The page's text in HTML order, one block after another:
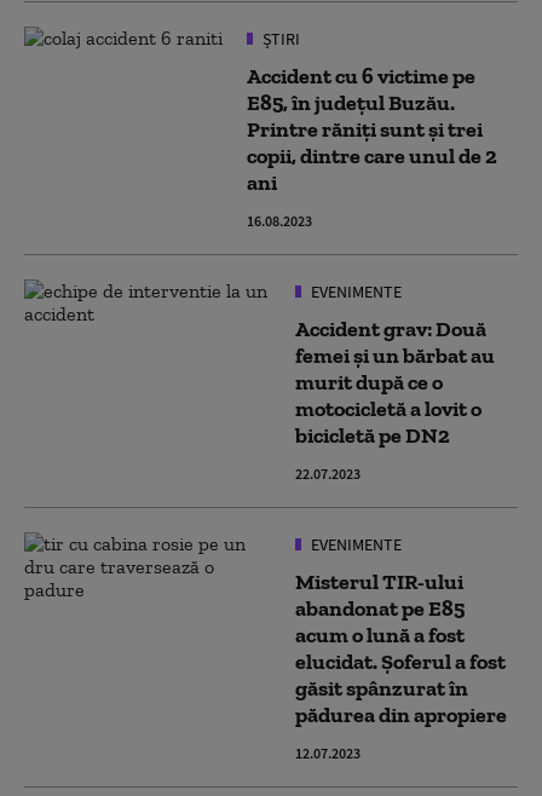
ȘTIRI
Accident cu 6 victime pe
E85, în județul Buzău.
Printre răniți sunt și trei
copii, dintre care unul de 2
ani
16.08.2023
EVENIMENTE
Accident grav: Două
femei și un bărbat au
murit după ce o
motocicletă a lovit o
bicicletă pe DN2
22.07.2023
EVENIMENTE
Misterul TIR-ului
abandonat pe E85
acum o lună a fost
elucidat. Șoferul a fost
găsit spânzurat în
pădurea din apropiere
12.07.2023